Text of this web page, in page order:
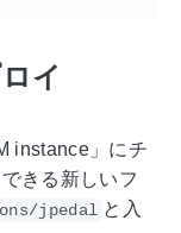
イ
instance」にチ
きる新しいフ
jpedal と入